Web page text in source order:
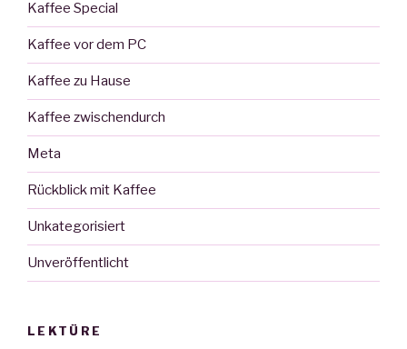
Kaffee Special
Kaffee vor dem PC
Kaffee zu Hause
Kaffee zwischendurch
Meta
Rückblick mit Kaffee
Unkategorisiert
Unveröffentlicht
LEKTÜRE